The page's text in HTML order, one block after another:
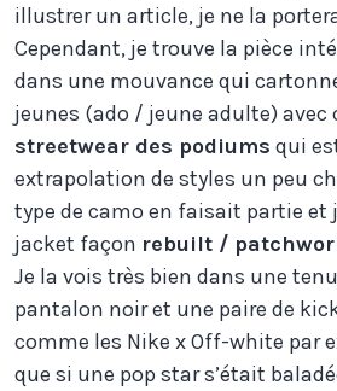
illustrer un article, je ne la
Cependant, je trouve la pièce
dans une mouvance qui
jeunes (ado / jeune adulte) avec
streetwear des podiums qui
extrapolation de styles un peu
type de camo en faisait partie et
jacket façon rebuilt /
Je la vois très bien dans une
pantalon noir et une paire de
comme les Nike x Off-white par
que si une pop star s’était